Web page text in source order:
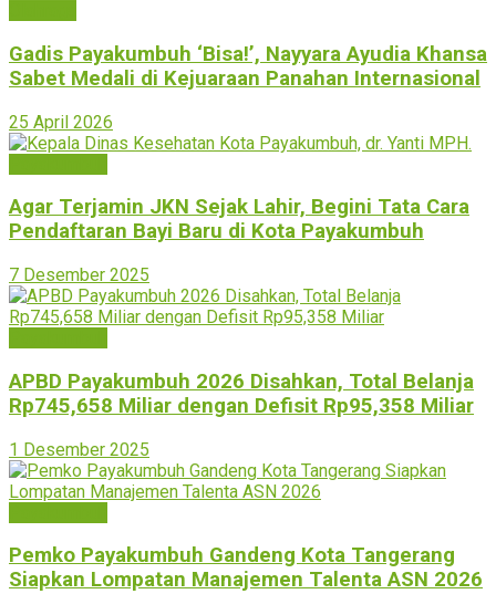
Gadis Payakumbuh ‘Bisa!’, Nayyara Ayudia Khansa
Sabet Medali di Kejuaraan Panahan Internasional
25 April 2026
Agar Terjamin JKN Sejak Lahir, Begini Tata Cara
Pendaftaran Bayi Baru di Kota Payakumbuh
7 Desember 2025
APBD Payakumbuh 2026 Disahkan, Total Belanja
Rp745,658 Miliar dengan Defisit Rp95,358 Miliar
1 Desember 2025
Pemko Payakumbuh Gandeng Kota Tangerang
Siapkan Lompatan Manajemen Talenta ASN 2026